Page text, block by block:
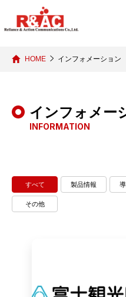
インフォメー
INFORMATION
HOME インフォメーション
すべて 製品情報
その他